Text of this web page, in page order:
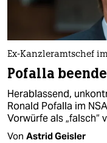
Ex-Kanzleramtschef
Pofalla
Herablassend,
Ronald Pofalla im
Vorwürfe als „falsch“
Von Astrid Geisler